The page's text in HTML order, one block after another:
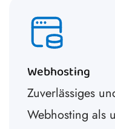
Webhosting
Zuverlässiges
Webhosting als